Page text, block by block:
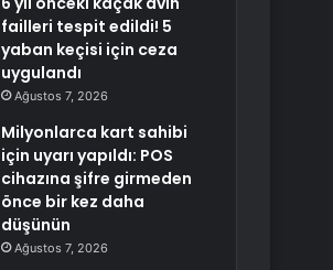
failleri tespit edildi! 5
yaban keçisi için ceza
uygulandı
Ağustos 7, 2026
Milyonlarca kart sahibi
için uyarı yapıldı: POS
cihazına şifre girmeden
önce bir kez daha
düşünün
Ağustos 7, 2026